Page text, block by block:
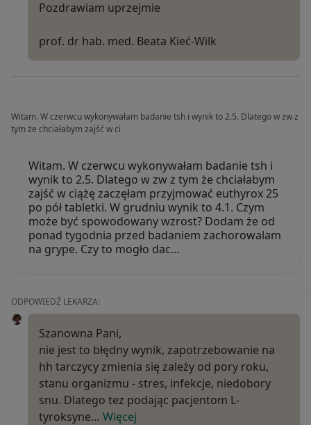
Pozdrawiam uprzejmie
prof. dr hab. med. Beata Kieć-Wilk
Witam. W czerwcu wykonywałam badanie tsh i wynik to 2.5. Dlatego w zw z
tym że chciałabym zajść w ci
Witam. W czerwcu wykonywałam badanie tsh i
wynik to 2.5. Dlatego w zw z tym że chciałabym
zajść w ciążę zaczęłam przyjmować euthyrox 25
po pół tabletki. W grudniu wynik to 4.1. Czym
może być spowodowany wzrost? Dodam że od
ponad tygodnia przed badaniem zachorowalam
na grype. Czy to mogło dac…
ODPOWIEDŹ LEKARZA:
Szanowna Pani,
nie jest to błędny wynik, zapotrzebowanie na
hh tarczycy zmienia się zależy od pory roku,
stanu organizmu - stres, infekcje, niedobory
snu. Dlatego tez podając pacjentom L-
tyroksyne… Więcej